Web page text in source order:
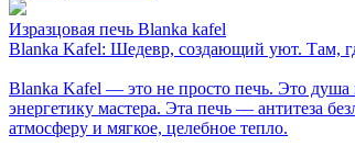
Изразцовая печь Blanka kafel
Blanka Kafel: Шедевр, создающий уют. Там,
Blanka Kafel — это не просто печь. Это
энергетику мастера. Эта печь — антитеза
атмосферу и мягкое, целебное тепло.